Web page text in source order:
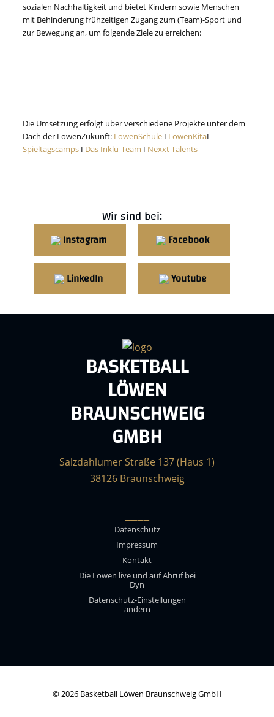
sozialen Nachhaltigkeit und bietet Kindern sowie Menschen
mit Behinderung frühzeitigen Zugang zum (Team)-Sport und
zur Bewegung an, um folgende Ziele zu erreichen:
Die Umsetzung erfolgt über verschiedene Projekte unter dem
Dach der LöwenZukunft: LöwenSchule I LöwenKitaI
Spieltagscamps I Das Inklu-Team I Nexxt Talents
Wir sind bei:
Instagram Facebook
LinkedIn Youtube
BASKETBALL
LÖWEN
BRAUNSCHWEIG
GMBH
Salzdahlumer Straße 137 (Haus 1)
38126 Braunschweig
____
Datenschutz
Impressum
Kontakt
Die Löwen live und auf Abruf bei
Dyn
Datenschutz-Einstellungen
ändern
© 2026 Basketball Löwen Braunschweig GmbH